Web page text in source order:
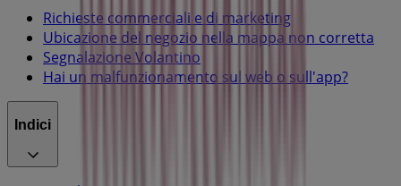
Richieste commerciali e di marketing
Ubicazione del negozio nella mappa non corretta
Segnalazione Volantino
Hai un malfunzionamento sul web o sull'app?
Indici